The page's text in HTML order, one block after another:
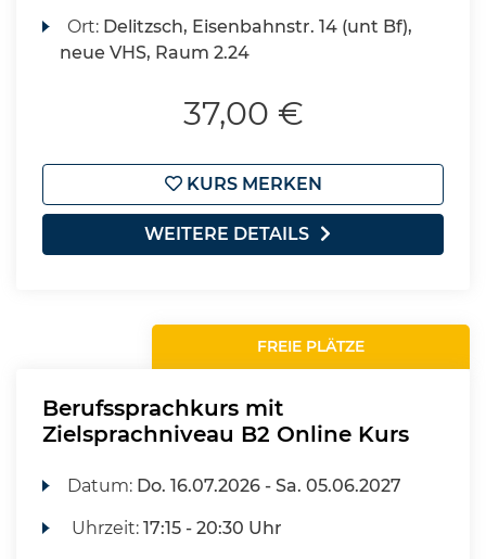
Ort: Delitzsch, Eisenbahnstr. 14 (unt Bf),
neue VHS, Raum 2.24
37,00 €
KURS MERKEN
WEITERE DETAILS
FREIE PLÄTZE
Berufssprachkurs mit
Zielsprachniveau B2 Online Kurs
Datum: Do. 16.07.2026 -Sa. 05.06.2027
Uhrzeit:17:15 - 20:30 Uhr